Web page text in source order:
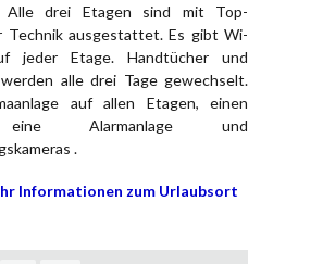
Alle drei Etagen sind mit Top-
Technik ausgestattet. Es gibt Wi-
jeder Etage. Handtücher und
alle drei Tage gewechselt.
auf allen Etagen, einen
Alarmanlage und
.
Informationen zum Urlaubsort